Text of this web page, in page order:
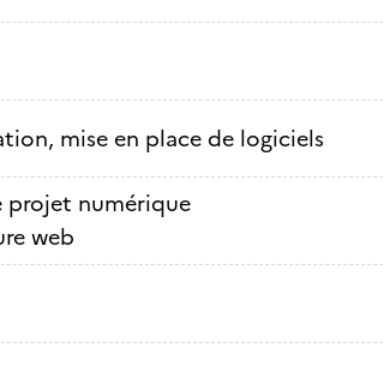
mise en place de logiciels
projet numérique
web